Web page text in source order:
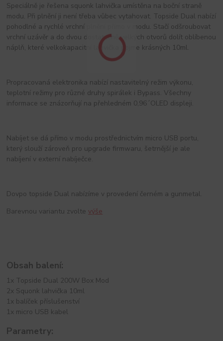
Speciálně je řešena squonk lahvička umístěna na boční straně
modu. Při plnění ji není třeba vůbec vytahovat. Topside Dual nabízí
pohodlné a rychlé vrchní plnění přímo v modu. Stačí odšroubovat
vrchní uzávěr a do dvou dostatečně velkých otvorů dolít oblíbenou
náplň, které velkokapacitní lahvička pojme krásných 10ml.
Propracovaná elektronika nabízí nastavitelný režim výkonu,
teplotní režimy pro různé druhy spirálek i Bypass. Všechny
informace se znázorňují na přehledném 0,96´OLED displeji.
Nabíjet se dá přímo v modu prostřednictvím micro USB portu,
který slouží zároveň pro upgrade firmwaru, šetrnější je ale
nabíjení v externí nabíječce.
Dovpo topside Dual nabízíme v provedení černém a gunmetal.
Barevnou variantu zvoltevýše
Obsah balení:
1x Topside Dual 200W Box Mod
2x Squonk lahvička 10ml
1x balíček příslušenství
1x micro USB kabel
Parametry: